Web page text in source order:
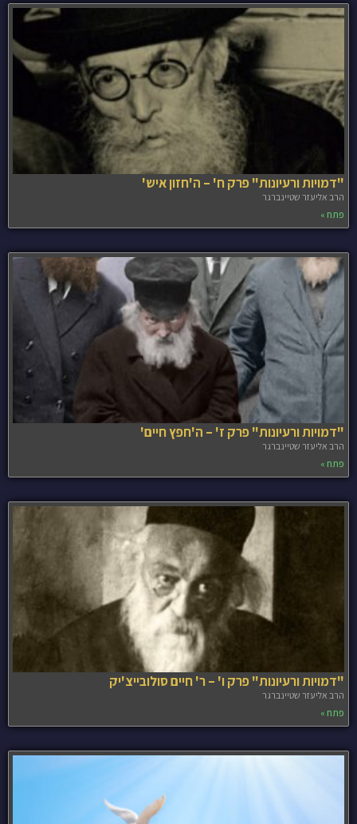
"דמויות ורעיונות" פרק ח' – ה'חזון איש'
הרב אליעזר שטיינברגר
פתח »
"דמויות ורעיונות" פרק ז' – ה'חפץ חיים'
הרב אליעזר שטיינברגר
פתח »
"דמויות ורעיונות" פרק ו' – ר' חיים סולובייצ'יק
הרב אליעזר שטיינברגר
פתח »